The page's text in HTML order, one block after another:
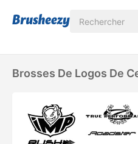
Brosses De Logos De